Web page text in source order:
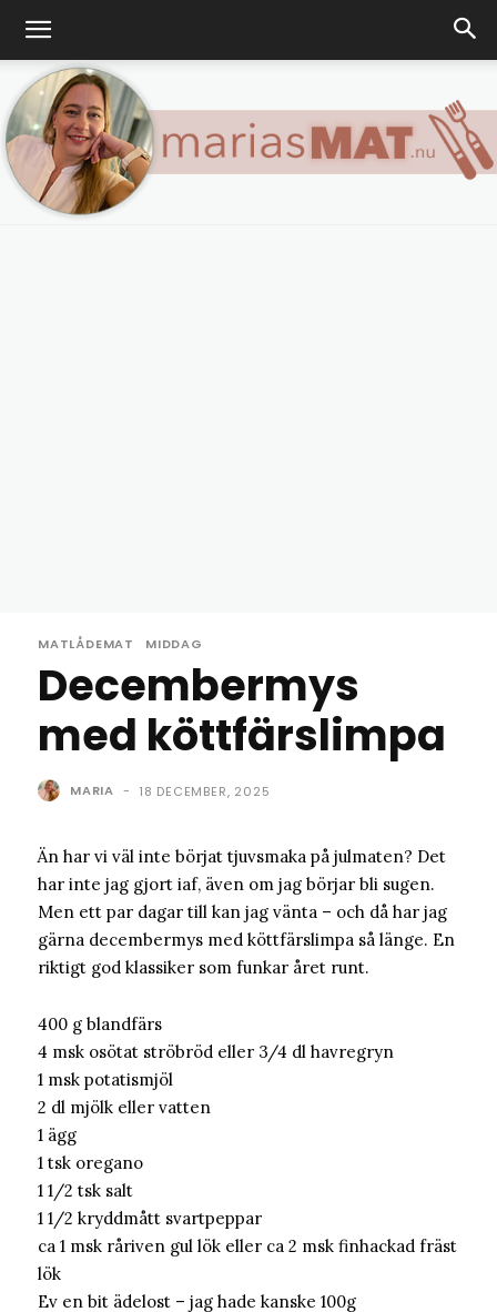
MATLÅDEMAT MIDDAG
Decembermys
med köttfärslimpa
MARIA - 18 DECEMBER, 2025
Än har vi väl inte börjat tjuvsmaka på julmaten? Det
har inte jag gjort iaf, även om jag börjar bli sugen.
Men ett par dagar till kan jag vänta – och då har jag
gärna decembermys med köttfärslimpa så länge. En
riktigt god klassiker som funkar året runt.
400 g blandfärs
4 msk osötat ströbröd eller 3/4 dl havregryn
1 msk potatismjöl
2 dl mjölk eller vatten
1 ägg
1 tsk oregano
1 1/2 tsk salt
1 1/2 kryddmått svartpeppar
ca 1 msk råriven gul lök eller ca 2 msk finhackad fräst
lök
Ev en bit ädelost – jag hade kanske 100g